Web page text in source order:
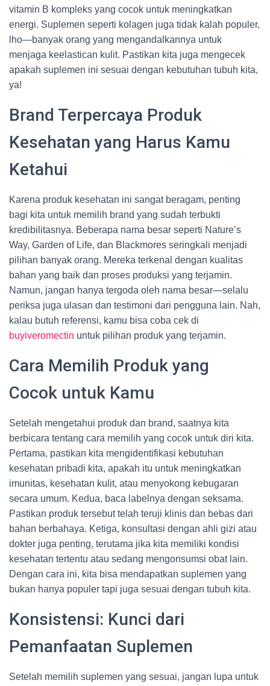
vitamin B kompleks yang cocok untuk meningkatkan
energi. Suplemen seperti kolagen juga tidak kalah populer,
lho—banyak orang yang mengandalkannya untuk
menjaga keelastican kulit. Pastikan kita juga mengecek
apakah suplemen ini sesuai dengan kebutuhan tubuh kita,
ya!
Brand Terpercaya Produk
Kesehatan yang Harus Kamu
Ketahui
Karena produk kesehatan ini sangat beragam, penting
bagi kita untuk memilih brand yang sudah terbukti
kredibilitasnya. Beberapa nama besar seperti Nature’s
Way, Garden of Life, dan Blackmores seringkali menjadi
pilihan banyak orang. Mereka terkenal dengan kualitas
bahan yang baik dan proses produksi yang terjamin.
Namun, jangan hanya tergoda oleh nama besar—selalu
periksa juga ulasan dan testimoni dari pengguna lain. Nah,
kalau butuh referensi, kamu bisa coba cek di
buyiveromectin untuk pilihan produk yang terjamin.
Cara Memilih Produk yang
Cocok untuk Kamu
Setelah mengetahui produk dan brand, saatnya kita
berbicara tentang cara memilih yang cocok untuk diri kita.
Pertama, pastikan kita mengidentifikasi kebutuhan
kesehatan pribadi kita, apakah itu untuk meningkatkan
imunitas, kesehatan kulit, atau menyokong kebugaran
secara umum. Kedua, baca labelnya dengan seksama.
Pastikan produk tersebut telah teruji klinis dan bebas dari
bahan berbahaya. Ketiga, konsultasi dengan ahli gizi atau
dokter juga penting, terutama jika kita memiliki kondisi
kesehatan tertentu atau sedang mengonsumsi obat lain.
Dengan cara ini, kita bisa mendapatkan suplemen yang
bukan hanya populer tapi juga sesuai dengan tubuh kita.
Konsistensi: Kunci dari
Pemanfaatan Suplemen
Setelah memilih suplemen yang sesuai, jangan lupa untuk